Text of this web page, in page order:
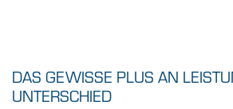
DAS GEWISSE PLUS AN
UNTERSCHIED